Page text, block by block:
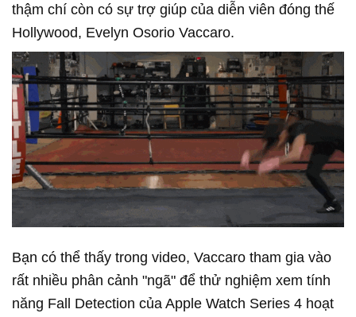
thậm chí còn có sự trợ giúp của diễn viên đóng thế
Hollywood, Evelyn Osorio Vaccaro.
Bạn có thể thấy trong video, Vaccaro tham gia vào
rất nhiều phân cảnh "ngã" để thử nghiệm xem tính
năng Fall Detection của Apple Watch Series 4 hoạt